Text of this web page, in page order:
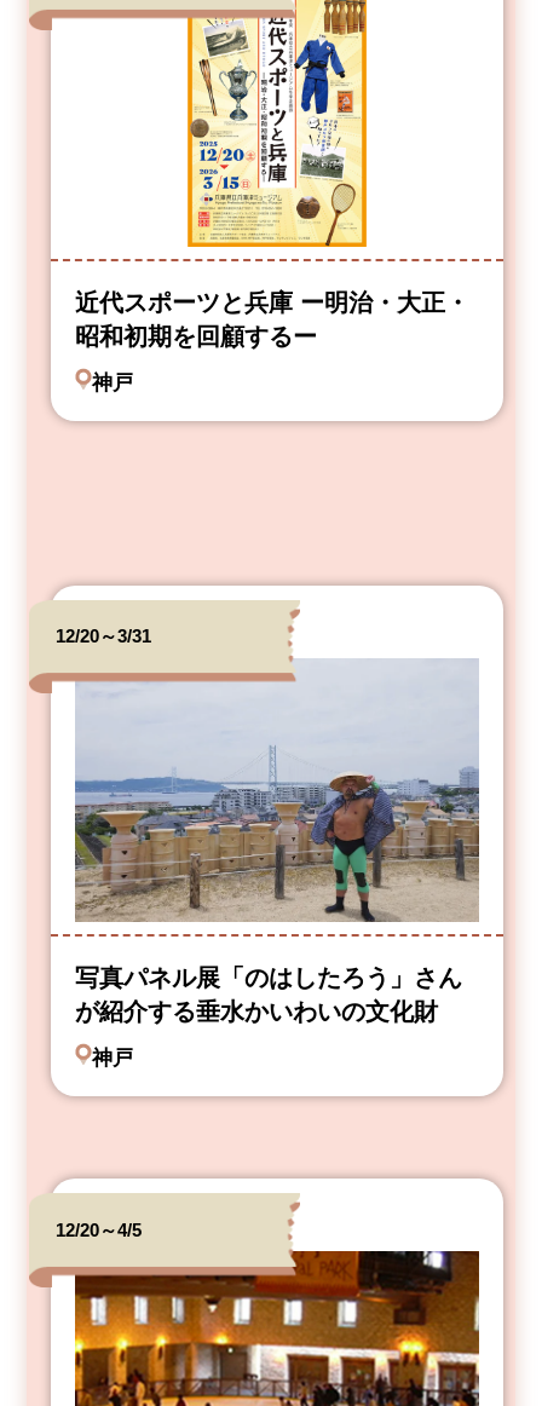
近代スポーツと兵庫 ー明治・大正・
昭和初期を回顧するー
神戸
12/20～3/31
写真パネル展「のはしたろう」さん
が紹介する垂水かいわいの文化財
神戸
12/20～4/5